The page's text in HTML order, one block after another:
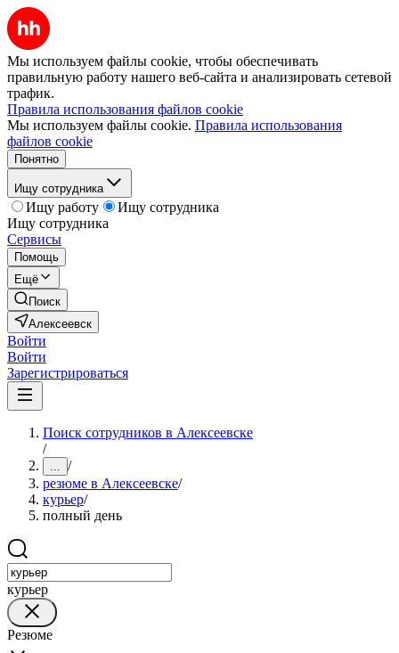
Мы используем файлы cookie, чтобы обеспечивать
правильную работу нашего веб-сайта и анализировать сетевой
трафик.
Правила использования файлов cookie
Мы используем файлы cookie. Правила использования
файлов cookie
Понятно
Ищу сотрудника
Ищу работу
Ищу сотрудника
Ищу сотрудника
Сервисы
Помощь
Ещё
Поиск
Алексеевск
Войти
Войти
Зарегистрироваться
Поиск сотрудников в Алексеевске
/
... /
резюме в Алексеевске/
курьер/
полный день
курьер
Резюме